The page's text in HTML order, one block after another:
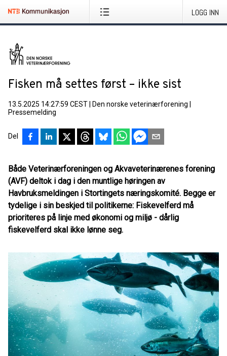
LOGG INN
Fisken må settes først – ikke sist
13.5.2025 14:27:59 CEST Den norske veterinærforening
Pressemelding
Del
Både Veterinærforeningen og Akvaveterinærenes forening
(AVF) deltok i dag i den muntlige høringen av
Havbruksmeldingen i Stortingets næringskomité. Begge er
tydelige i sin beskjed til politikerne: Fiskevelferd må
prioriteres på linje med økonomi og miljø - dårlig
fiskevelferd skal ikke lønne seg.